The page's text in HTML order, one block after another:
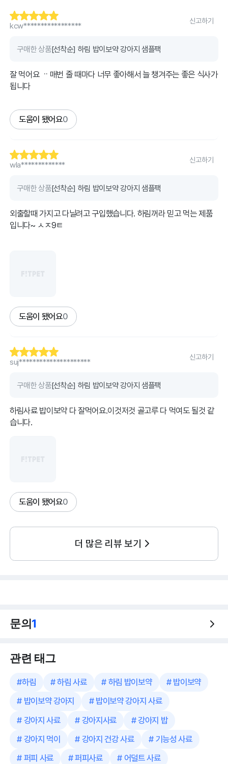
kcw*****************
신고하기
구매한 상품[선착순] 하림 밥이보약 강아지 샘플팩
잘 먹어요 ᆢ매번 줄 때마다 너무 좋아해서 늘 챙겨주는 좋은 식사가
됩니다
도움이 됐어요0
wla*************
신고하기
구매한 상품[선착순] 하림 밥이보약 강아지 샘플팩
외출할때 가지고 다닐려고 구입했습니다. 하림꺼라 믿고 먹는 제품
입니다~ ㅅㅈ9ㅌ
도움이 됐어요0
suj*********************
신고하기
구매한 상품[선착순] 하림 밥이보약 강아지 샘플팩
하림사료 밥이보약 다 잘먹어요.이것저것 골고루 다 먹여도 될것 같
습니다.
도움이 됐어요0
더 많은 리뷰 보기
문의1
관련 태그
#하림 #하림 사료 # 하림 밥이보약 #밥이보약
# 밥이보약 강아지 #밥이보약 강아지 사료
# 강아지 사료 # 강아지사료 #강아지 밥
# 강아지 먹이 # 강아지 건강 사료 # 기능성 사료
# 퍼피 사료 #퍼피사료 # 어덜트 사료